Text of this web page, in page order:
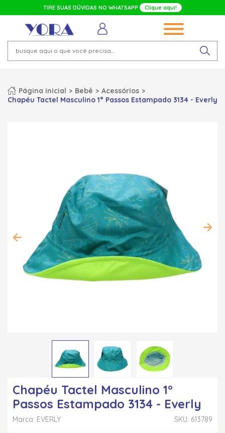
TIRE SUAS DÚVIDAS NO WHATSAPP Clique aqui!
Página inicial Bebê
Acessórios
Chapéu Tactel Masculino 1° Passos Estampado 3134 - Everly
Chapéu Tactel Masculino 1°
Passos Estampado 3134 - Everly
SKU: 613789
Marca: EVERLY